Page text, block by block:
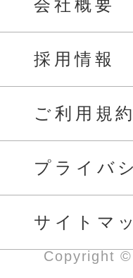
会社概要
採用情報
ご利用規約
プライバ
サイトマ
Copyright